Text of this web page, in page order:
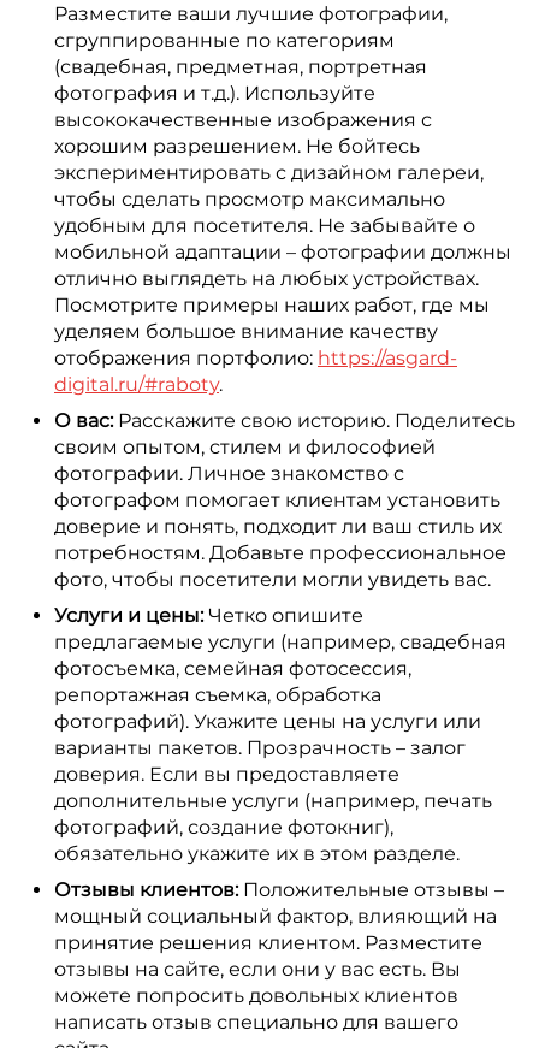
Разместите ваши лучшие фотографии,
сгруппированные по категориям
(свадебная, предметная, портретная
фотография и т.д.). Используйте
высококачественные изображения с
хорошим разрешением. Не бойтесь
экспериментировать с дизайном галереи,
чтобы сделать просмотр максимально
удобным для посетителя. Не забывайте о
мобильной адаптации – фотографии должны
отлично выглядеть на любых устройствах.
Посмотрите примеры наших работ, где мы
уделяем большое внимание качеству
отображения портфолио: https://asgard-
digital.ru/#raboty.
О вас:Расскажите свою историю. Поделитесь
своим опытом, стилем и философией
фотографии. Личное знакомство с
фотографом помогает клиентам установить
доверие и понять, подходит ли ваш стиль их
потребностям. Добавьте профессиональное
фото, чтобы посетители могли увидеть вас.
Услуги и цены:Четко опишите
предлагаемые услуги (например, свадебная
фотосъемка, семейная фотосессия,
репортажная съемка, обработка
фотографий). Укажите цены на услуги или
варианты пакетов. Прозрачность – залог
доверия. Если вы предоставляете
дополнительные услуги (например, печать
фотографий, создание фотокниг),
обязательно укажите их в этом разделе.
Отзывы клиентов:Положительные отзывы –
мощный социальный фактор, влияющий на
принятие решения клиентом. Разместите
отзывы на сайте, если они у вас есть. Вы
можете попросить довольных клиентов
написать отзыв специально для вашего